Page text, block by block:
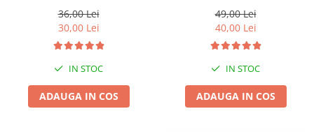
36,00 Lei
30,00 Lei
IN STOC
ADAUGA IN COS
49,00 Lei
40,00 Lei
IN STOC
ADAUGA IN COS